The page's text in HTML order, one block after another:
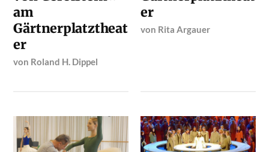
am
Gärtnerplatztheat
er
von Roland H. Dippel
er
von Rita Argauer